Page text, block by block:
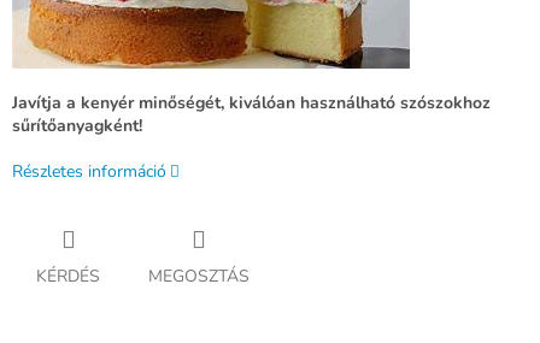
Javítja a kenyér minőségét, kiválóan használható szószokhoz
sűrítőanyagként!
Részletes információ
KÉRDÉS MEGOSZTÁS